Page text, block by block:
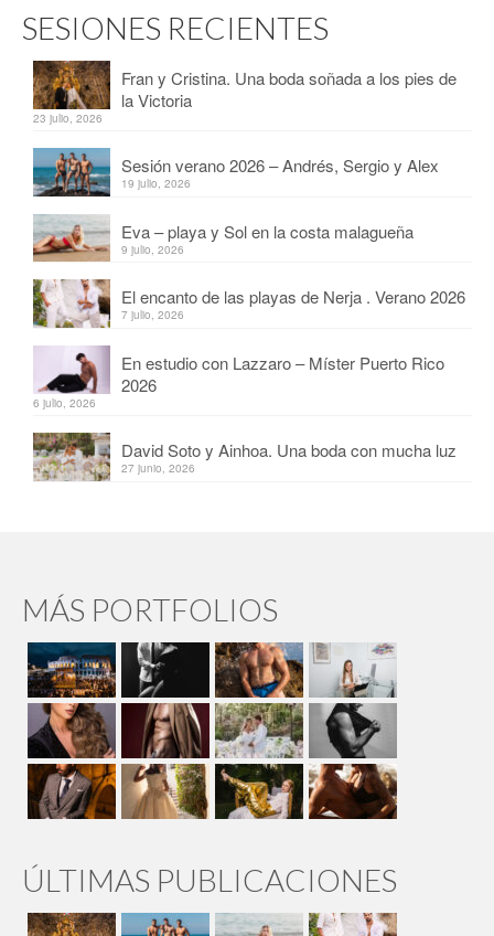
SESIONES RECIENTES
Fran y Cristina. Una boda soñada a los pies de
la Victoria
23 julio, 2026
Sesión verano 2026 – Andrés, Sergio y Alex
19 julio, 2026
Eva – playa y Sol en la costa malagueña
9 julio, 2026
El encanto de las playas de Nerja . Verano 2026
7 julio, 2026
En estudio con Lazzaro – Míster Puerto Rico
2026
6 julio, 2026
David Soto y Ainhoa. Una boda con mucha luz
27 junio, 2026
MÁS PORTFOLIOS
ÚLTIMAS PUBLICACIONES